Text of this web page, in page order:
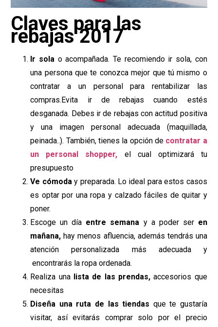
Claves para las
rebajas 2017
Ir sola o acompañada. Te recomiendo ir sola, con
una persona que te conozca mejor que tú mismo o
contratar a un personal para rentabilizar las
compras.Evita ir de rebajas cuando estés
desganada. Debes ir de rebajas con actitud positiva
y una imagen personal adecuada (maquillada,
peinada..). También, tienes la opción de contratar a
un personal shopper, el cual optimizará tu
presupuesto
Ve cómoday preparada. Lo ideal para estos casos
es optar por una ropa y calzado fáciles de quitar y
poner.
Escoge un día entre semana y a poder ser en
mañana, hay menos afluencia, además tendrás una
atención personalizada más adecuada y
encontrarás la ropa ordenada.
Realiza una lista de las prendas,accesorios que
necesitas
Diseña una ruta de las tiendas que te gustaría
visitar, así evitarás comprar solo por el precio